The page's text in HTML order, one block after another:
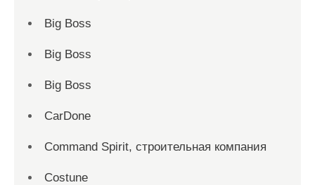
Big Boss
Big Boss
Big Boss
CarDone
Command Spirit, строительная компания
Costune